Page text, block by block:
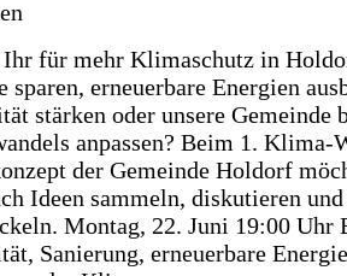
Ihr für mehr Klimaschutz in
erneuerbare Energien
stärken oder unsere Gemeinde
anpassen? Beim 1. Klima-
der Gemeinde Holdorf
Ideen sammeln, diskutieren
Montag, 22. Juni 19:00 Uhr
Sanierung, erneuerbare